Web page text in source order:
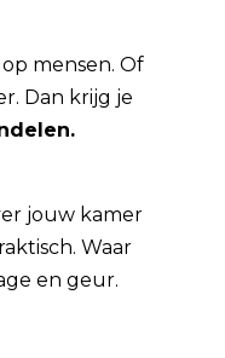
mensen. Of
Dan krijg je
jouw kamer
Waar
en geur.